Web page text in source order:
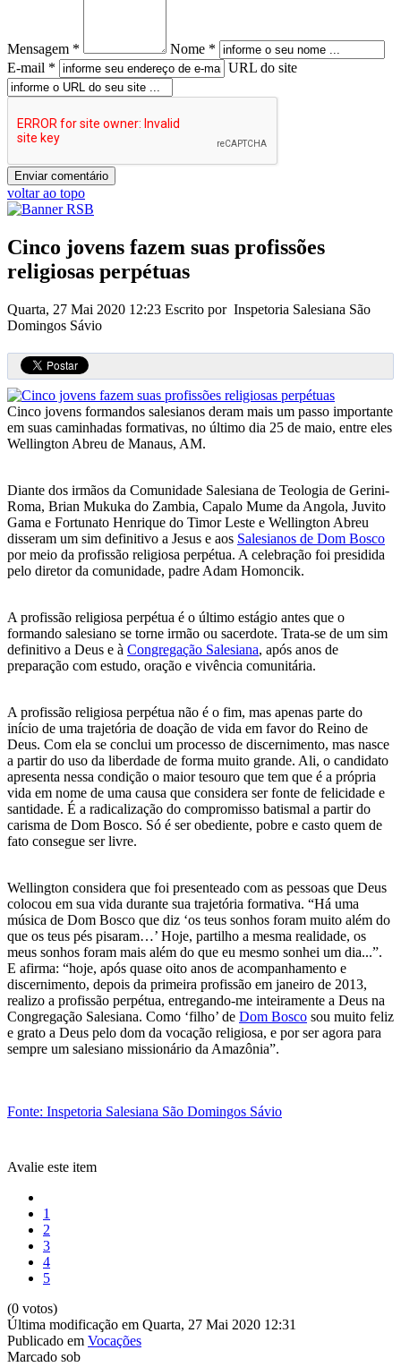
Mensagem *
Nome *
E-mail *
URL do site
voltar ao topo
Cinco jovens fazem suas profissões
religiosas perpétuas
Quarta, 27 Mai 2020 12:23 Escrito por Inspetoria Salesiana São
Domingos Sávio
Cinco jovens formandos salesianos deram mais um passo importante
em suas caminhadas formativas, no último dia 25 de maio, entre eles
Wellington Abreu de Manaus, AM.
Diante dos irmãos da Comunidade Salesiana de Teologia de Gerini-
Roma, Brian Mukuka do Zambia, Capalo Mume da Angola, Juvito
Gama e Fortunato Henrique do Timor Leste e Wellington Abreu
disseram um sim definitivo a Jesus e aos Salesianos de Dom Bosco
por meio da profissão religiosa perpétua. A celebração foi presidida
pelo diretor da comunidade, padre Adam Homoncik.
A profissão religiosa perpétua é o último estágio antes que o
formando salesiano se torne irmão ou sacerdote. Trata-se de um sim
definitivo a Deus e à Congregação Salesiana, após anos de
preparação com estudo, oração e vivência comunitária.
A profissão religiosa perpétua não é o fim, mas apenas parte do
início de uma trajetória de doação de vida em favor do Reino de
Deus. Com ela se conclui um processo de discernimento, mas nasce
a partir do uso da liberdade de forma muito grande. Ali, o candidato
apresenta nessa condição o maior tesouro que tem que é a própria
vida em nome de uma causa que considera ser fonte de felicidade e
santidade. É a radicalização do compromisso batismal a partir do
carisma de Dom Bosco. Só é ser obediente, pobre e casto quem de
fato consegue ser livre.
Wellington considera que foi presenteado com as pessoas que Deus
colocou em sua vida durante sua trajetória formativa. “Há uma
música de Dom Bosco que diz ‘os teus sonhos foram muito além do
que os teus pés pisaram…’ Hoje, partilho a mesma realidade, os
meus sonhos foram mais além do que eu mesmo sonhei um dia...”.
E afirma: “hoje, após quase oito anos de acompanhamento e
discernimento, depois da primeira profissão em janeiro de 2013,
realizo a profissão perpétua, entregando-me inteiramente a Deus na
Congregação Salesiana. Como ‘filho’ de Dom Bosco sou muito feliz
e grato a Deus pelo dom da vocação religiosa, e por ser agora para
sempre um salesiano missionário da Amazônia”.
Fonte: Inspetoria Salesiana São Domingos Sávio
Avalie este item
1
2
3
4
5
(0 votos)
Última modificação em Quarta, 27 Mai 2020 12:31
Publicado em Vocações
Marcado sob